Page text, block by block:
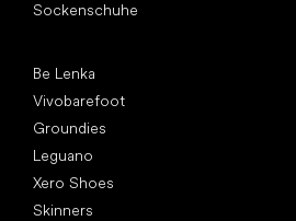
Sockenschuhe
Be Lenka
Vivobarefoot
Groundies
Leguano
Xero Shoes
Skinners